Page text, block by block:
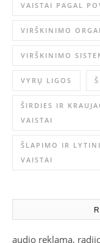
VAISTAI PAGAL
VIRŠKINIMO
VIRŠKINIMO
VYRŲ LIGOS
ŠIRDIES IR
VAISTAI
ŠLAPIMO IR
VAISTAI
audio reklama,